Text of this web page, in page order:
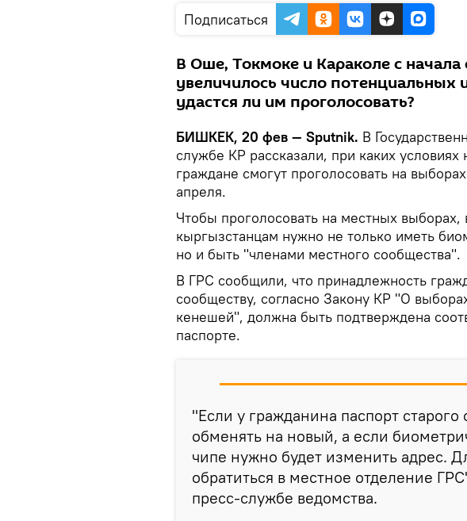
Подписаться
В Оше, Токмоке и Караколе с начала
увеличилось число потенциальных
удастся ли им проголосовать?
БИШКЕК, 20 фев — Sputnik. В
службе КР рассказали, при каких
граждане смогут проголосовать на
апреля.
Чтобы проголосовать на местных
кыргызстанцам нужно не только иметь
но и быть "членами местного сообщества".
В ГРС сообщили, что принадлежность
сообществу, согласно Закону КР "О
кенешей", должна быть подтверждена
паспорте.
"Если у гражданина паспорт старого
обменять на новый, а если
чипе нужно будет изменить адрес.
обратиться в местное отделение
пресс-службе ведомства.